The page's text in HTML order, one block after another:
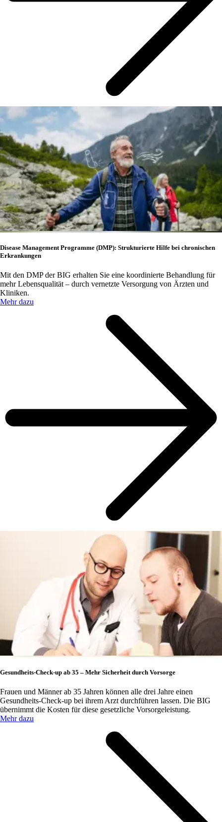
Disease Management Programme (DMP): Strukturierte Hilfe bei chronischen
Erkrankungen
Mit den DMP der BIG erhalten Sie eine koordinierte Behandlung für
mehr Lebensqualität – durch vernetzte Versorgung von Ärzten und
Kliniken.
Mehr dazu
Gesundheits-Check-up ab 35 – Mehr Sicherheit durch Vorsorge
Frauen und Männer ab 35 Jahren können alle drei Jahre einen
Gesundheits-Check-up bei ihrem Arzt durchführen lassen. Die BIG
übernimmt die Kosten für diese gesetzliche Vorsorgeleistung.
Mehr dazu